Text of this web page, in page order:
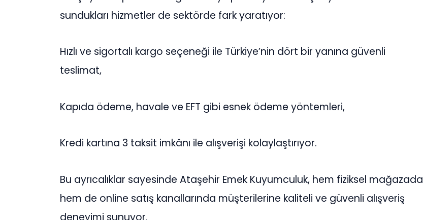
sundukları hizmetler de sektörde fark yaratıyor:
Hızlı ve sigortalı kargo seçeneği ile Türkiye’nin dört bir yanına güvenli
teslimat,
Kapıda ödeme, havale ve EFT gibi esnek ödeme yöntemleri,
Kredi kartına 3 taksit imkânı ile alışverişi kolaylaştırıyor.
Bu ayrıcalıklar sayesinde Ataşehir Emek Kuyumculuk, hem fiziksel mağazada
hem de online satış kanallarında müşterilerine kaliteli ve güvenli alışveriş
deneyimi sunuyor.